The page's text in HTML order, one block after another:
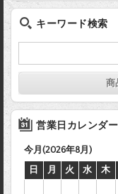
キーワード検索
商
営業日カレンダー
今月(2026年8月)
日
月 火 水 木